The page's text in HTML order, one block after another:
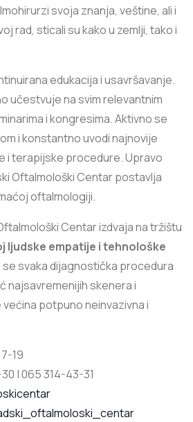
svoja znanja, veštine, ali i
rad, sticali su kako u zemlji, tako i
edukacija i usavršavanje.
učestvuje na svim relevantnim
i kongresima. Aktivno se
i konstantno uvodi najnovije
i terapijske procedure. Upravo
Oftalmološki Centar postavlja
oftalmologiji.
Centar izdvaja na tržištu
ljudske empatije i tehnološke
se svaka dijagnostička procedura
najsavremenijih skenera i
potpuno neinvazivna i
19
| 065 314-43-31